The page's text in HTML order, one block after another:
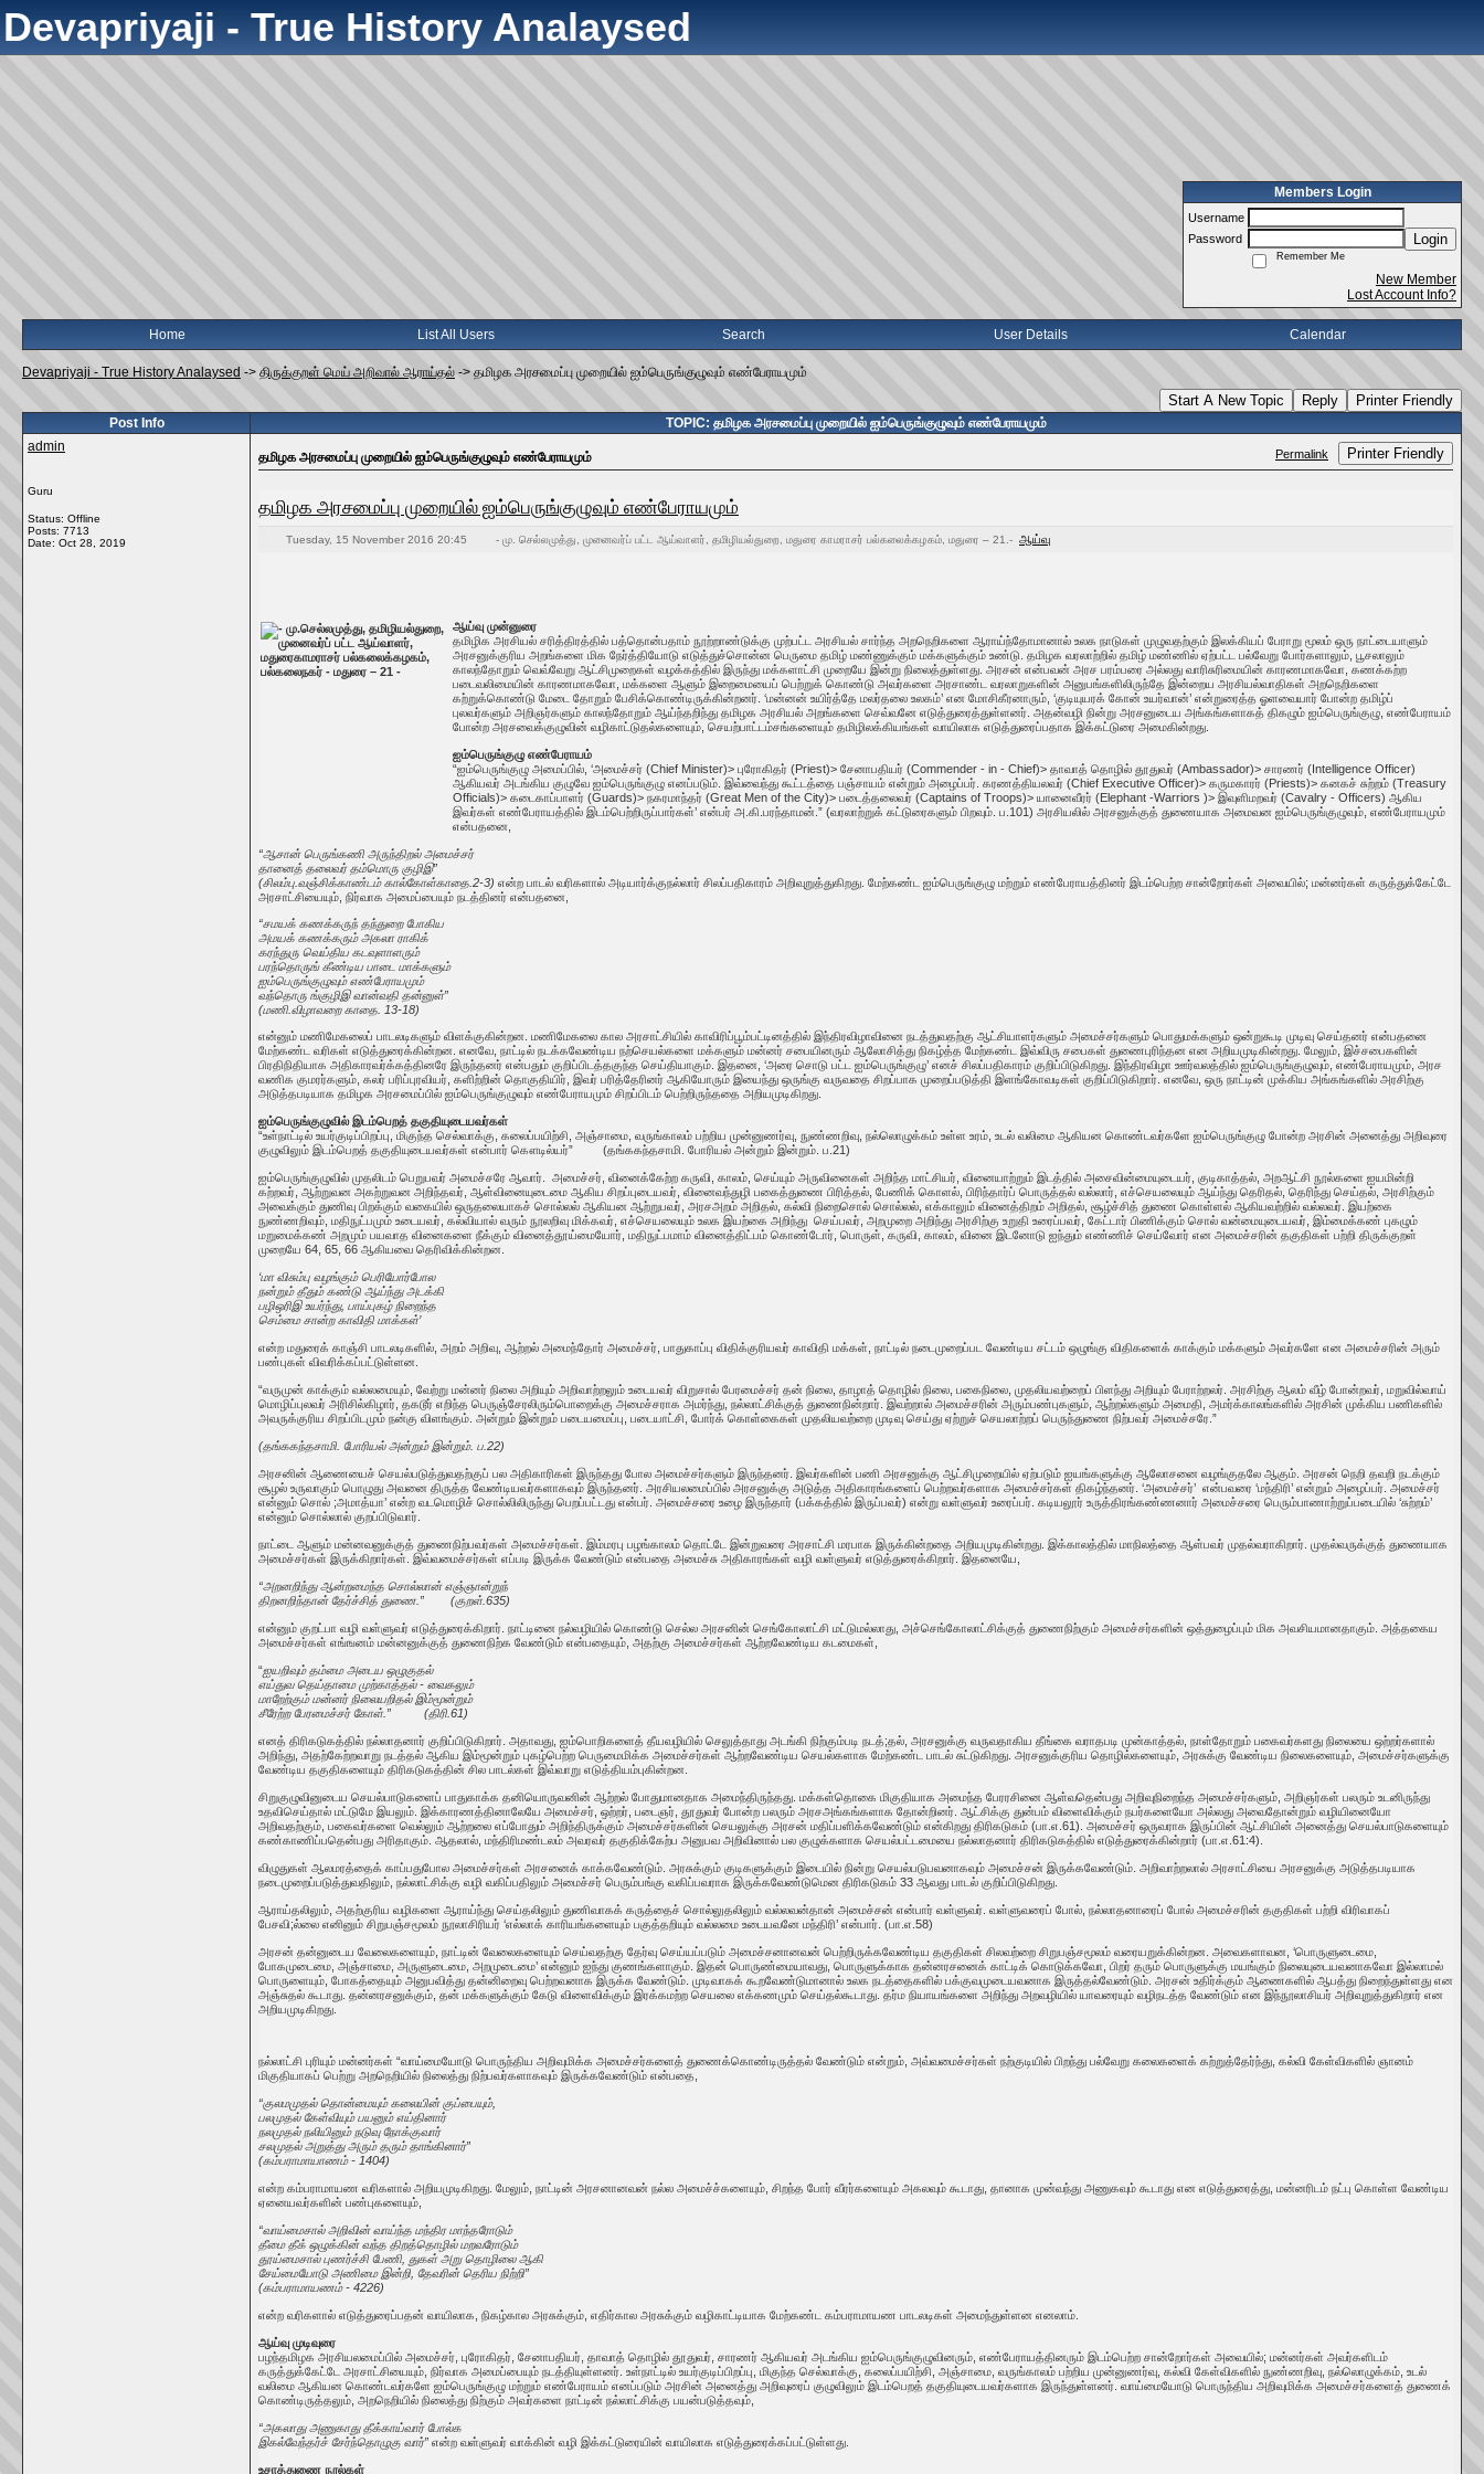
Devapriyaji - True History Analaysed
Members Login
Username
Password
Login
Remember Me
New Member
Lost Account Info?
Home List All Users Search User Details Calendar
Devapriyaji - True History Analaysed -> திருக்குறள் மெய் அறிவால் ஆராய்தல் -> தமிழக அரசமைப்பு முறையில் ஐம்பெருங்குழுவும் எண்பேராயமும்
Start A New Topic Reply Printer Friendly
Post Info
TOPIC: தமிழக அரசமைப்பு முறையில் ஐம்பெருங்குழுவும் எண்பேராயமும்
admin
Guru
Status: Offline
Posts: 7713
Date: Oct 28, 2019
தமிழக அரசமைப்பு முறையில் ஐம்பெருங்குழுவும் எண்பேராயமும் Permalink Printer Friendly
தமிழக அரசமைப்பு முறையில் ஐம்பெருங்குழுவும் எண்பேராயமும்
Tuesday, 15 November 2016 20:45 - மு. செல்லமுத்து, முனைவர்ப் பட்ட ஆய்வாளர், தமிழியல்துறை, மதுரை காமராசர் பல்கலைக்கழகம், மதுரை – 21.- ஆய்வு
ஆய்வு முன்னுரை
தமிழிக அரசியல் சரித்திரத்தில் பத்தொன்பதாம் நூற்றாண்டுக்கு முற்பட்ட அரசியல் சார்ந்த அறநெறிகளை ஆராய்ந்தோமானால் உலக நாடுகள் முழுவதற்கும் இலக்கியப் பேராறு மூலம் ஒரு நாட்டையாளும்
அரசனுக்குரிய அறங்களை மிக நேர்த்தியோடு எடுத்துச்சொன்ன பெருமை தமிழ் மண்ணுக்கும் மக்களுக்கும் உண்டு. தமிழக வரலாற்றில் தமிழ் மண்ணில் ஏற்பட்ட பல்வேறு போர்களாலும், பூசலாலும்
காலந்தோறும் வெவ்வேறு ஆட்சிமுறைகள் வழக்கத்தில் இருந்து மக்களாட்சி முறையே இன்று நிலைத்துள்ளது. அரசன் என்பவன் அரச பரம்பரை அல்லது வாரிசுரிமையின் காரணமாகவோ, கணக்கற்ற
படைவலிமையின் காரணமாகவோ, மக்களை ஆளும் இறைமையைப் பெற்றுக் கொண்டு அவர்களை அரசாண்ட வரலாறுகளின் அனுபங்களிலிருந்தே இன்றைய அரசியல்வாதிகள் அறநெறிகளை
கற்றுக்கொண்டு மேடை தோறும் பேசிக்கொண்டிருக்கின்றனர். ‘மன்னன் உயிர்த்தே மலர்தலை உலகம்’ என மோசிகீரனாரும், ‘குடியுயரக் கோன் உயர்வான்’ என்றுரைத்த ஓளவையார் போன்ற தமிழ்ப்
புலவர்களும் அறிஞர்களும் காலந்தோறும் ஆய்ந்தறிந்து தமிழக அரசியல் அறங்களை செவ்வனே எடுத்துரைத்துள்ளனர். அதன்வழி நின்று அரசனுடைய அங்கங்களாகத் திகழும் ஐம்பெருங்குழு, எண்பேராயம்
போன்ற அரசவைக்குழுவின் வழிகாட்டுதல்களையும், செயற்பாட்டம்சங்களையும் தமிழிலக்கியங்கள் வாயிலாக எடுத்துரைப்பதாக இக்கட்டுரை அமைகின்றது.
ஐம்பெருங்குழு எண்பேராயம்
“ஐம்பெருங்குழு அமைப்பில், ‘அமைச்சர் (Chief Minister)> புரோகிதர் (Priest)> சேனாபதியர் (Commender - in - Chief)> தாவாத் தொழில் தூதுவர் (Ambassador)> சாரணர் (Intelligence Officer)
ஆகியவர் அடங்கிய குழுவே ஐம்பெருங்குழு எனப்படும். இவ்வைந்து கூட்டத்தை பஞ்சாயம் என்றும் அழைப்பர். கரணத்தியலவர் (Chief Executive Officer)> கருமகாரர் (Priests)> கனகச் சுற்றம் (Treasury
Officials)> கடைகாப்பாளர் (Guards)> நகரமாந்தர் (Great Men of the City)> படைத்தலைவர் (Captains of Troops)> யானைவீரர் (Elephant -Warriors )> இவுளிமறவர் (Cavalry - Officers) ஆகிய
இவர்கள் எண்பேராயத்தில் இடம்பெற்றிருப்பார்கள்’ என்பர் அ.கி.பரந்தாமன்.” (வரலாற்றுக் கட்டுரைகளும் பிறவும். ப.101) அரசியலில் அரசனுக்குத் துணையாக அமைவன ஐம்பெருங்குழுவும், எண்பேராயமும்
என்பதனை,
“ஆசான் பெருங்கணி அருந்திறல் அமைச்சர்
தானைத் தலைவர் தம்மொரு குழிஇ”
(சிலம்பு.வஞ்சிக்காண்டம் கால்கோள்காதை.2-3) என்ற பாடல் வரிகளால் அடியார்க்குநல்லார் சிலப்பதிகாரம் அறிவுறுத்துகிறது. மேற்கண்ட ஐம்பெருங்குழு மற்றும் எண்பேராயத்தினர் இடம்பெற்ற சான்றோர்கள் அவையில்; மன்னர்கள் கருத்துக்கேட்டே
அரசாட்சியையும், நிர்வாக அமைப்பையும் நடத்தினர் என்பதனை,
“சமயக் கணக்கருந் தந்துறை போகிய
அமயக் கணக்கரும் அகலா ராகிக்
கரந்துரு வெய்திய கடவுளாளரும்
பரந்தொருங் கீண்டிய பாடை மாக்களும்
ஐம்பெருங்குழுவும் எண்பேராயமும்
வந்தொரு ங்குழிஇ வான்வதி தன்னுள்”
(மணி.விழாவறை காதை. 13-18)
என்னும் மணிமேகலைப் பாடலடிகளும் விளக்குகின்றன. மணிமேகலை கால அரசாட்சியில் காவிரிப்பூம்பட்டினத்தில் இந்திரவிழாவினை நடத்துவதற்கு ஆட்சியாளர்களும் அமைச்சர்களும் பொதுமக்களும் ஒன்றுகூடி முடிவு செய்தனர் என்பதனை
மேற்கண்ட வரிகள் எடுத்துரைக்கின்றன. எனவே, நாட்டில் நடக்கவேண்டிய நற்செயல்களை மக்களும் மன்னர் சபையினரும் ஆலோசித்து நிகழ்த்த மேற்கண்ட இவ்விரு சபைகள் துணைபுரிந்தன என அறியமுடிகின்றது. மேலும், இச்சபைகளின்
பிரதிநிதியாக அதிகாரவர்க்கத்தினரே இருந்தனர் என்பதும் குறிப்பிடத்தகுந்த செய்தியாகும். இதனை, ‘அரை சொடு பட்ட ஐம்பெருங்குழு’ எனச் சிலப்பதிகாரம் குறிப்பிடுகிறது. இந்திரவிழா ஊர்வலத்தில் ஐம்பெருங்குழுவும், எண்பேராயமும், அரச
வணிக குமரர்களும், கலர் பரிப்புரவியர், களிற்றின் தொகுதியிர், இவர் பரித்தேரினர் ஆகியோரும் இயைந்து ஒருங்கு வருவதை சிறப்பாக முறைப்படுத்தி இளங்கோவடிகள் குறிப்பிடுகிறார். எனவே, ஒரு நாட்டின் முக்கிய அங்கங்களில் அரசிற்கு
அடுத்தபடியாக தமிழக அரசமைப்பில் ஐம்பெருங்குழுவும் எண்பேராயமும் சிறப்பிடம் பெற்றிருந்ததை அறியமுடிகிறது.
ஐம்பெருங்குழுவில் இடம்பெறத் தகுதியுடையவர்கள்
“உள்நாட்டில் உயர்குடிப்பிறப்பு, மிகுந்த செல்வாக்கு, கலைப்பயிற்சி, அஞ்சாமை, வருங்காலம் பற்றிய முன்னுணர்வு, நுண்ணறிவு, நல்லொழுக்கம் உள்ள உரம், உடல் வலிமை ஆகியன கொண்டவர்களே ஐம்பெருங்குழு போன்ற அரசின் அனைத்து அறிவுரை
குழுவிலும் இடம்பெறத் தகுதியுடையவர்கள் என்பார் கௌடில்யர்” (தங்ககந்தசாமி. போரியல் அன்றும் இன்றும். ப.21)
ஐம்பெருங்குழுவில் முதலிடம் பெறுபவர் அமைச்சரே ஆவார். அமைச்சர், வினைக்கேற்ற கருவி, காலம், செய்யும் அருவினைகள் அறிந்த மாட்சியர், வினையாற்றும் இடத்தில் அசைவின்மையுடையர், குடிகாத்தல், அறஆட்சி நூல்களை ஐயமின்றி
கற்றவர், ஆற்றுவன அகற்றுவன அறிந்தவர், ஆள்வினையுடைமை ஆகிய சிறப்புடையவர், வினைவந்துழி பகைத்துணை பிரித்தல், பேணிக் கொளல், பிரிந்தார்ப் பொருத்தல் வல்லார், எச்செயலையும் ஆய்ந்து தெரிதல், தெரிந்து செய்தல், அரசிற்கும்
அவைக்கும் துணிவு பிறக்கும் வகையில் ஒருதலையாகச் சொல்லல் ஆகியன ஆற்றுபவர், அரசஅறம் அறிதல், கல்வி நிறைசொல் சொல்லல், எக்காலும் வினைத்திறம் அறிதல், சூழ்ச்சித் துணை கொள்ளல் ஆகியவற்றில் வல்லவர். இயற்கை
நுண்ணறிவும், மதிநுட்பமும் உடையவர், கல்வியால் வரும் நூலறிவு மிக்கவர், எச்செயலையும் உலக இயற்கை அறிந்து செய்பவர், அறமுறை அறிந்து அரசிற்கு உறுதி உரைப்பவர், கேட்டார் பிணிக்கும் சொல் வன்மையுடையவர், இம்மைக்கண் புகழும்
மறுமைக்கண் அறமும் பயவாத வினைகளை நீக்கும் வினைத்தூய்மையோர், மதிநுட்பமாம் வினைத்திட்பம் கொண்டோர், பொருள், கருவி, காலம், வினை இடனோடு ஐந்தும் எண்ணிச் செய்வோர் என அமைச்சரின் தகுதிகள் பற்றி திருக்குறள்
முறையே 64, 65, 66 ஆகியவை தெரிவிக்கின்றன.
‘மா விசும்பு வழங்கும் பெரியோர்போல
நன்றும் தீதும் கண்டு ஆய்ந்து அடக்கி
பழிஒரிஇ உயர்ந்து, பாய்புகழ் நிறைந்த
செம்மை சான்ற காவிதி மாக்கள்’
என்ற மதுரைக் காஞ்சி பாடலடிகளில், அறம் அறிவு, ஆற்றல் அமைந்தோர் அமைச்சர், பாதுகாப்பு விதிக்குரியவர் காவிதி மக்கள், நாட்டில் நடைமுறைப்பட வேண்டிய சட்டம் ஒழுங்கு விதிகளைக் காக்கும் மக்களும் அவர்களே என அமைச்சரின் அரும்
பண்புகள் விவரிக்கப்பட்டுள்ளன.
“வருமுன் காக்கும் வல்லமையும், வேற்று மன்னர் நிலை அறியும் அறிவாற்றலும் உடையவர் விறுசால் பேரமைச்சர் தன் நிலை, தாழாத் தொழில் நிலை, பகைநிலை, முதலியவற்றைப் பிளந்து அறியும் பேராற்றலர். அரசிற்கு ஆலம் வீழ் போன்றவர், மறுவில்வாய்
மொழிப்புலவர் அரிசில்கிழார், தகடூர் எறிந்த பெருஞ்சேரலிரும்பொறைக்கு அமைச்சராக அமர்ந்து, நல்லாட்சிக்குத் துணைநின்றார். இவற்றால் அமைச்சரின் அரும்பண்புகளும், ஆற்றல்களும் அமைதி, அமர்க்காலங்களில் அரசின் முக்கிய பணிகளில்
அவருக்குரிய சிறப்பிடமும் நன்கு விளங்கும். அன்றும் இன்றும் படையமைப்பு, படையாட்சி, போர்க் கொள்கைகள் முதலியவற்றை முடிவு செய்து ஏற்றுச் செயலாற்றப் பெருந்துணை நிற்பவர் அமைச்சரே.”
(தங்ககந்தசாமி. போரியல் அன்றும் இன்றும். ப.22)
அரசனின் ஆணையைச் செயல்படுத்துவதற்குப் பல அதிகாரிகள் இருந்தது போல அமைச்சர்களும் இருந்தனர். இவர்களின் பணி அரசனுக்கு ஆட்சிமுறையில் ஏற்படும் ஐயங்களுக்கு ஆலோசனை வழங்குதலே ஆகும். அரசன் நெறி தவறி நடக்கும்
சூழல் உருவாகும் பொழுது அவனை திருத்த வேண்டியவர்களாகவும் இருந்தனர். அரசியலமைப்பில் அரசனுக்கு அடுத்த அதிகாரங்களைப் பெற்றவர்களாக அமைச்சர்கள் திகழ்ந்தனர். ‘அமைச்சர்’ என்பவரை ‘மந்திரி’ என்றும் அழைப்பர். அமைச்சர்
என்னும் சொல் ;அமாத்யா’ என்ற வடமொழிச் சொல்லிலிருந்து பெறப்பட்டது என்பர். அமைச்சரை உழை இருந்தார் (பக்கத்தில் இருப்பவர்) என்று வள்ளுவர் உரைப்பர். கடியலூர் உருத்திரங்கண்ணனார் அமைச்சரை பெரும்பாணாற்றுப்படையில் ‘சுற்றம்’
என்னும் சொல்லால் குறப்பிடுவார்.
நாட்டை ஆளும் மன்னவனுக்குத் துணைநிற்பவர்கள் அமைச்சர்கள். இம்மரபு பழங்காலம் தொட்டே இன்றுவரை அரசாட்சி மரபாக இருக்கின்றதை அறியமுடிகின்றது. இக்காலத்தில் மாநிலத்தை ஆள்பவர் முதல்வராகிறார். முதல்வருக்குத் துணையாக
அமைச்சர்கள் இருக்கிறார்கள். இவ்வமைச்சர்கள் எப்படி இருக்க வேண்டும் என்பதை அமைச்சு அதிகாரங்கள் வழி வள்ளுவர் எடுத்துரைக்கிறார். இதனையே,
“அறனறிந்து ஆன்றமைந்த சொல்லான் எஞ்ஞான்றுந்
திறனறிந்தான் தேர்ச்சித் துணை.” (குறள்.635)
என்னும் குறட்பா வழி வள்ளுவர் எடுத்துரைக்கிறார். நாட்டினை நல்வழியில் கொண்டு செல்ல அரசனின் செங்கோலாட்சி மட்டுமல்லாது, அச்செங்கோலாட்சிக்குத் துணைநிற்கும் அமைச்சர்களின் ஒத்துழைப்பும் மிக அவசியமானதாகும். அத்தகைய
அமைச்சர்கள் எங்ஙனம் மன்னனுக்குத் துணைநிற்க வேண்டும் என்பதையும், அதற்கு அமைச்சர்கள் ஆற்றவேண்டிய கடமைகள்,
“ஐயறிவும் தம்மை அடைய ஒழுகுதல்
எய்துவ தெய்தாமை முற்காத்தல் - வைகலும்
மாறேற்கும் மன்னர் நிலையறிதல் இம்மூன்றும்
சீரேற்ற பேரமைச்சர் கோள்.” (திரி.61)
எனத் திரிகடுகத்தில் நல்லாதனார் குறிப்பிடுகிறார். அதாவது, ஐம்பொறிகளைத் தீயவழியில் செலுத்தாது அடங்கி நிற்கும்படி நடத்;தல், அரசனுக்கு வருவதாகிய தீங்கை வராதபடி முன்காத்தல், நாள்தோறும் பகைவர்களது நிலையை ஒற்றர்களால்
அறிந்து, அதற்கேற்றவாறு நடத்தல் ஆகிய இம்மூன்றும் புகழ்பெற்ற பெருமைமிக்க அமைச்சர்கள் ஆற்றவேண்டிய செயல்களாக மேற்கண்ட பாடல் சுட்டுகிறது. அரசனுக்குரிய தொழில்களையும், அரசுக்கு வேண்டிய நிலைகளையும், அமைச்சர்களுக்கு
வேண்டிய தகுதிகளையும் திரிகடுகத்தின் சில பாடல்கள் இவ்வாறு எடுத்தியம்புகின்றன.
சிறுகுழுவினுடைய செயல்பாடுகளைப் பாதுகாக்க தனியொருவனின் ஆற்றல் போதுமானதாக அமைந்திருந்தது. மக்கள்தொகை மிகுதியாக அமைந்த பேரரசினை ஆள்வதென்பது அறிவுநிறைந்த அமைச்சர்களும், அறிஞர்கள் பலரும் உடனிருந்து
உதவிசெய்தால் மட்டுமே இயலும். இக்காரணத்தினாலேயே அமைச்சர், ஒற்றர், படைஞர், தூதுவர் போன்ற பலரும் அரசஅங்கங்களாக தோன்றினர். ஆட்சிக்கு துன்பம் விளைவிக்கும் நபர்களையோ அல்லது அவைதோன்றும் வழியினையோ
அறிவதற்கும், பகைவர்களை வெல்லும் ஆற்றலை எப்போதும் அறிந்திருக்கும் அமைச்சர்களின் செயலுக்கு அரசன் மதிப்பளிக்கவேண்டும் என்கிறது திரிகடுகம் (பா.எ.61). அமைச்சர் ஒருவராக இருப்பின் ஆட்சியின் அனைத்து செயல்பாடுகளையும்
கண்காணிப்பதென்பது அரிதாகும். ஆதலால், மந்திரிமண்டலம் அவரவர் தகுதிக்கேற்ப அனுபவ அறிவினால் பல குழுக்களாக செயல்பட்டமையை நல்லாதனார் திரிகடுகத்தில் எடுத்துரைக்கின்றார் (பா.எ.61:4).
விழுதுகள் ஆலமரத்தைக் காப்பதுபோல அமைச்சர்கள் அரசனைக் காக்கவேண்டும். அரசுக்கும் குடிகளுக்கும் இடையில் நின்று செயல்படுபவனாகவும் அமைச்சன் இருக்கவேண்டும். அறிவாற்றலால் அரசாட்சியை அரசனுக்கு அடுத்தபடியாக
நடைமுறைப்படுத்துவதிலும், நல்லாட்சிக்கு வழி வகிப்பதிலும் அமைச்சர் பெரும்பங்கு வகிப்பவராக இருக்கவேண்டுமென திரிகடுகம் 33 ஆவது பாடல் குறிப்பிடுகிறது.
ஆராய்தலிலும், அதற்குரிய வழிகளை ஆராய்ந்து செய்தலிலும் துணிவாகக் கருத்தைச் சொல்லுதலிலும் வல்லவன்தான் அமைச்சன் என்பார் வள்ளுவர். வள்ளுவரைப் போல், நல்லாதனாரைப் போல் அமைச்சரின் தகுதிகள் பற்றி விரிவாகப்
பேசவி;ல்லை எனினும் சிறுபஞ்சமூலம் நூலாசிரியர் ‘எல்லாக் காரியங்களையும் பகுத்தறியும் வல்லமை உடையவனே மந்திரி’ என்பார். (பா.எ.58)
அரசன் தன்னுடைய வேலைகளையும், நாட்டின் வேலைகளையும் செய்வதற்கு தேர்வு செய்யப்படும் அமைச்சனானவன் பெற்றிருக்கவேண்டிய தகுதிகள் சிலவற்றை சிறுபஞ்சமூலம் வரையறுக்கின்றன. அவைகளாவன, ‘பொருளுடைமை,
போகமுடைமை, அஞ்சாமை, அருளுடைமை, அறமுடைமை’ என்னும் ஐந்து குணங்களாகும். இதன் பொருண்மையாவது, பொருளுக்காக தன்னரசனைக் காட்டிக் கொடுக்கவோ, பிறர் தரும் பொருளுக்கு மயங்கும் நிலையுடையவனாகவோ இல்லாமல்
பொருளையும், போகத்தையும் அனுபவித்து தன்னிறைவு பெற்றவனாக இருக்க வேண்டும். முடிவாகக் கூறவேண்டுமானால் உலக நடத்தைகளில் பக்குவமுடையவனாக இருத்தல்வேண்டும். அரசன் உதிர்க்கும் ஆணைகளில் ஆபத்து நிறைந்துள்ளது என
அஞ்சுதல் கூடாது. தன்னரசனுக்கும், தன் மக்களுக்கும் கேடு விளைவிக்கும் இரக்கமற்ற செயலை எக்கணமும் செய்தல்கூடாது. தர்ம நியாயங்களை அறிந்து அறவழியில் யாவரையும் வழிநடத்த வேண்டும் என இந்நூலாசியர் அறிவுறுத்துகிறார் என
அறியமுடிகிறது.
நல்லாட்சி புரியும் மன்னர்கள் “வாய்மையோடு பொருந்திய அறிவுமிக்க அமைச்சர்களைத் துணைக்கொண்டிருத்தல் வேண்டும் என்றும், அவ்வமைச்சர்கள் நற்குடியில் பிறந்து பல்வேறு கலைகளைக் கற்றுத்தேர்ந்து, கல்வி கேள்விகளில் ஞானம்
மிகுதியாகப் பெற்று அறநெறியில் நிலைத்து நிற்பவர்களாகவும் இருக்கவேண்டும் என்பதை,
“குலமமுதல் தொன்மையும் கலையின் குப்பையும்,
பலமுதல் கேள்வியும் பயனும் எய்தினார்
நலமுதல் நலியினும் நடுவு நோக்குவார்
சலமுதல் அறுத்து அரும் தரும் தாங்கினார்”
(கம்பராமாயாணம் - 1404)
என்ற கம்பராமாயண வரிகளால் அறியமுடிகிறது. மேலும், நாட்டின் அரசனானவன் நல்ல அமைச்ச்களையும், சிறந்த போர் வீரர்களையும் அகலவும் கூடாது, தானாக முன்வந்து அணுகவும் கூடாது என எடுத்துரைத்து, மன்னரிடம் நட்பு கொள்ள வேண்டிய
ஏனையவர்களின் பண்புகளையும்,
“வாய்மைசால் அறிவின் வாய்ந்த மந்திர மாந்தரோடும்
தீமை தீக் ஒழுக்கின் வந்த திறத்தொழில் மறவரோடும்
தூய்மைசால் புணர்ச்சி பேணி, துகள் அறு தொழிலை ஆகி
சேய்மையோடு அணிமை இன்றி, தேவரின் தெரிய நிற்றி”
(கம்பராமாயணம் - 4226)
என்ற வரிகளால் எடுத்துரைப்பதன் வாயிலாக, நிகழ்கால அரசுக்கும், எதிர்கால அரசுக்கும் வழிகாட்டியாக மேற்கண்ட கம்பராமாயண பாடலடிகள் அமைந்துள்ளன எனலாம்.
ஆய்வு முடிவுரை
பழந்தமிழக அரசியலமைப்பில் அமைச்சர், புரோகிதர், சேனாபதியர், தாவாத் தொழில் தூதுவர், சாரணர் ஆகியவர் அடங்கிய ஐம்பெருங்குழுவினரும், எண்பேராயத்தினரும் இடம்பெற்ற சான்றோர்கள் அவையில்; மன்னர்கள் அவர்களிடம்
கருத்துக்கேட்டே அரசாட்சியையும், நிர்வாக அமைப்பையும் நடத்தியுள்ளனர். உள்நாட்டில் உயர்குடிப்பிறப்பு, மிகுந்த செல்வாக்கு, கலைப்பயிற்சி, அஞ்சாமை, வருங்காலம் பற்றிய முன்னுணர்வு, கல்வி கேள்விகளில் நுண்ணறிவு, நல்லொழுக்கம், உடல்
வலிமை ஆகியன கொண்டவர்களே ஐம்பெருங்குழு மற்றும் எண்பேராயம் எனப்படும் அரசின் அனைத்து அறிவுரைப் குழுவிலும் இடம்பெறத் தகுதியுடையவர்களாக இருந்துள்ளனர். வாய்மையோடு பொருந்திய அறிவுமிக்க அமைச்சர்களைத் துணைக்
கொண்டிருத்தலும், அறநெறியில் நிலைத்து நிற்கும் அவர்களை நாட்டின் நல்லாட்சிக்கு பயன்படுத்தவும்,
“அகலாது அணுகாது தீக்காய்வார் போல்க
இகல்வேந்தர்ச் சேர்ந்தொழுகு வார்” என்ற வள்ளுவர் வாக்கின் வழி இக்கட்டுரையின் வாயிலாக எடுத்துரைக்கப்பட்டுள்ளது.
உசாத்துணை நூல்கள்